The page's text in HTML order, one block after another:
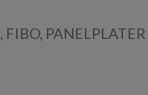
, FIBO, PANELPLATER